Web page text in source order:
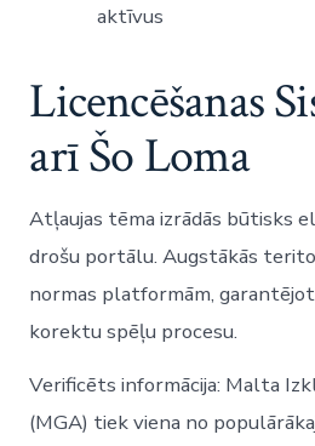
aktīvus
Licencēšanas
arī Šo Loma
Atļaujas tēma izrādās būtisks
drošu portālu. Augstākās
normas platformām,
korektu spēļu procesu.
Verificēts informācija: Malta
(MGA) tiek viena no